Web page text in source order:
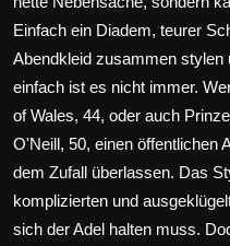
Einfach ein Diadem, teurer
Abendkleid zusammen stylen
einfach ist es nicht immer.
of Wales, 44, oder auch
O'Neill, 50, einen öffentlichen
dem Zufall überlassen. Das
komplizierten und
sich der Adel halten muss.